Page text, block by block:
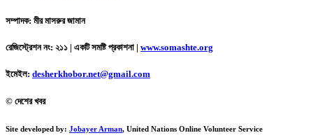
সম্পাদক: মীর মাসরুর জামান
রেজিস্ট্রেশন নং: ২১১ | একটি সমষ্টি প্রকাশনা | www.somashte.org
ইমেইল: desherkhobor.net@gmail.com
© দেশের খবর
Site developed by: Jobayer Arman, United Nations Online Volunteer Service